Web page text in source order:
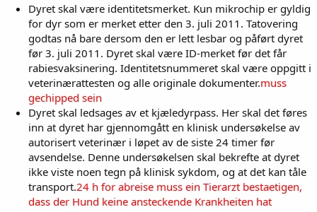
Dyret skal være identitetsmerket. Kun mikrochip er gyldig
for dyr som er merket etter den 3. juli 2011. Tatovering
godtas nå bare dersom den er lett lesbar og påført dyret
før 3. juli 2011. Dyret skal være ID-merket før det får
rabiesvaksinering. Identitetsnummeret skal være oppgitt i
veterinærattesten og alle originale dokumenter.muss
gechipped sein
Dyret skal ledsages av et kjæledyrpass. Her skal det føres
inn at dyret har gjennomgått en klinisk undersøkelse av
autorisert veterinær i løpet av de siste 24 timer før
avsendelse. Denne undersøkelsen skal bekrefte at dyret
ikke viste noen tegn på klinisk sykdom, og at det kan tåle
transport.24 h for abreise muss ein Tierarzt bestaetigen,
dass der Hund keine ansteckende Krankheiten hat